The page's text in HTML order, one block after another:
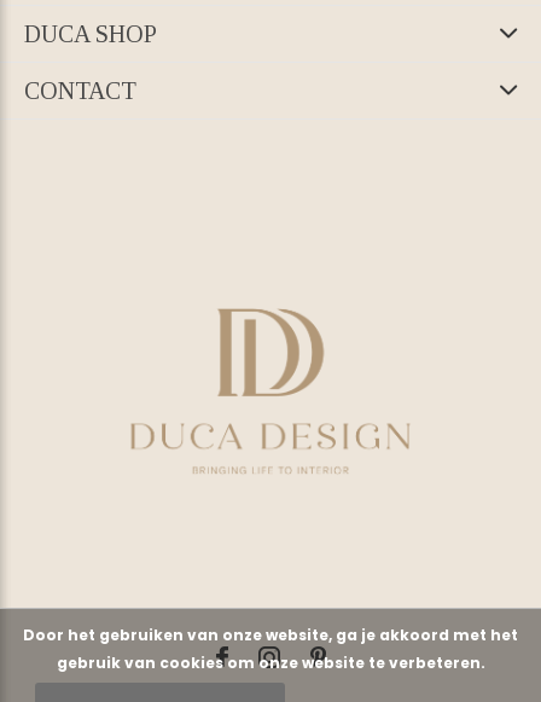
DUCA SHOP
CONTACT
Door het gebruiken van onze website, ga je akkoord met het
gebruik van cookies om onze website te verbeteren.